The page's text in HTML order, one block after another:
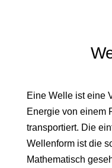
Eine Welle ist eine
Energie von einem
transportiert. Die
Wellenform ist die
Mathematisch